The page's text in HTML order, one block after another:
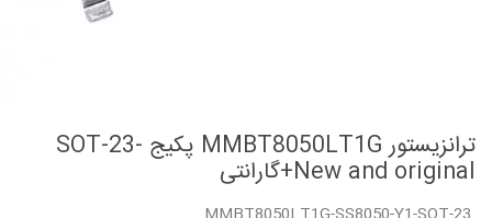
ترانزیستور MMBT8050LT1G پکیج SOT-23-
New and original+گارانتی